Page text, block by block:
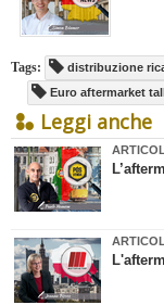
Tags: distribuzione
Euro aftermarket
Leggi anche